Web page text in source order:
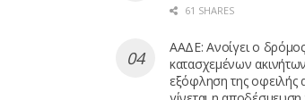
61 SHARES
ΑΑΔΕ: Ανοίγει ο
κατασχεμένων
εξόφληση της οφειλής